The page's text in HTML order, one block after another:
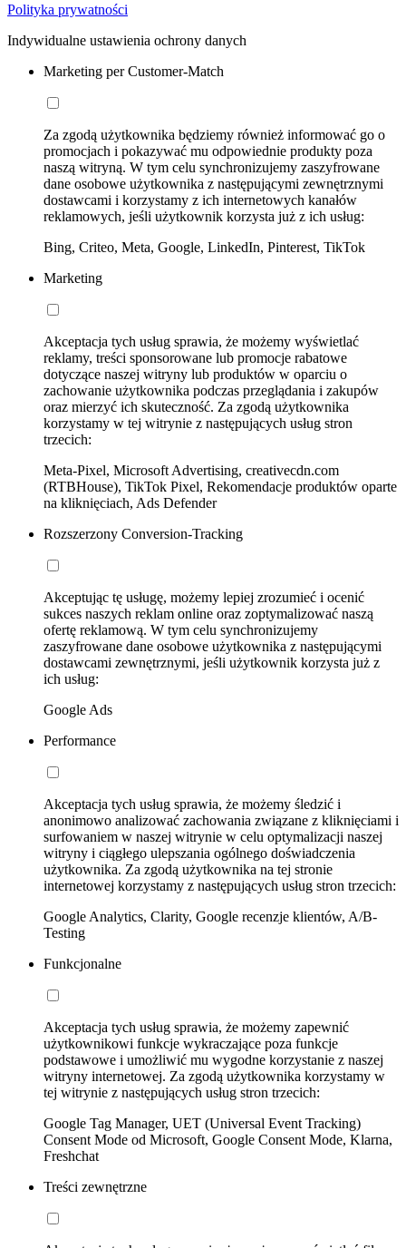
Polityka prywatności
Indywidualne ustawienia ochrony danych
Marketing per Customer-Match
Za zgodą użytkownika będziemy również informować go o
promocjach i pokazywać mu odpowiednie produkty poza
naszą witryną. W tym celu synchronizujemy zaszyfrowane
dane osobowe użytkownika z następującymi zewnętrznymi
dostawcami i korzystamy z ich internetowych kanałów
reklamowych, jeśli użytkownik korzysta już z ich usług:
Bing, Criteo, Meta, Google, LinkedIn, Pinterest, TikTok
Marketing
Akceptacja tych usług sprawia, że możemy wyświetlać
reklamy, treści sponsorowane lub promocje rabatowe
dotyczące naszej witryny lub produktów w oparciu o
zachowanie użytkownika podczas przeglądania i zakupów
oraz mierzyć ich skuteczność. Za zgodą użytkownika
korzystamy w tej witrynie z następujących usług stron
trzecich:
Meta-Pixel, Microsoft Advertising, creativecdn.com
(RTBHouse), TikTok Pixel, Rekomendacje produktów oparte
na kliknięciach, Ads Defender
Rozszerzony Conversion-Tracking
Akceptując tę usługę, możemy lepiej zrozumieć i ocenić
sukces naszych reklam online oraz zoptymalizować naszą
ofertę reklamową. W tym celu synchronizujemy
zaszyfrowane dane osobowe użytkownika z następującymi
dostawcami zewnętrznymi, jeśli użytkownik korzysta już z
ich usług:
Google Ads
Performance
Akceptacja tych usług sprawia, że możemy śledzić i
anonimowo analizować zachowania związane z kliknięciami i
surfowaniem w naszej witrynie w celu optymalizacji naszej
witryny i ciągłego ulepszania ogólnego doświadczenia
użytkownika. Za zgodą użytkownika na tej stronie
internetowej korzystamy z następujących usług stron trzecich:
Google Analytics, Clarity, Google recenzje klientów, A/B-
Testing
Funkcjonalne
Akceptacja tych usług sprawia, że możemy zapewnić
użytkownikowi funkcje wykraczające poza funkcje
podstawowe i umożliwić mu wygodne korzystanie z naszej
witryny internetowej. Za zgodą użytkownika korzystamy w
tej witrynie z następujących usług stron trzecich:
Google Tag Manager, UET (Universal Event Tracking)
Consent Mode od Microsoft, Google Consent Mode, Klarna,
Freshchat
Treści zewnętrzne